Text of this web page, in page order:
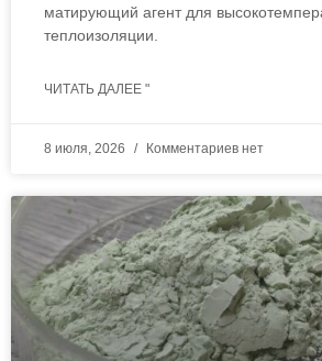
матирующий агент для
теплоизоляции.
ЧИТАТЬ ДАЛЕЕ "
8 июля, 2026 Комментариев нет